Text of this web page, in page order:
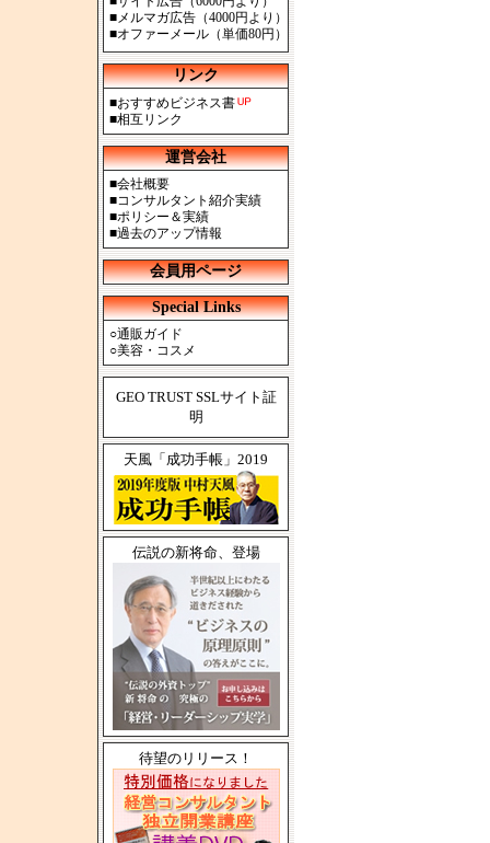
■メルマガ広告（4000円より）
■オファーメール（単価80円）
リンク
■おすすめビジネス書
■相互リンク
運営会社
■会社概要
■コンサルタント紹介実績
■ポリシー＆実績
■過去のアップ情報
会員用ページ
Special Links
○通販ガイド
○美容・コスメ
GEO TRUST SSLサイト証
明
天風「成功手帳」2019
伝説の新将命、登場
待望のリリース！